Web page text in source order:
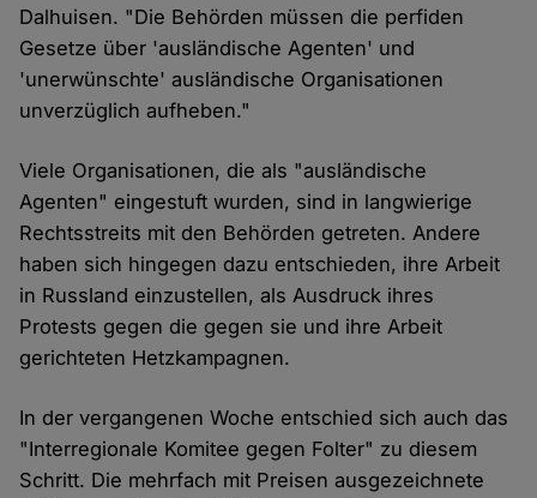
Dalhuisen. "Die Behörden müssen die perfiden
Gesetze über 'ausländische Agenten' und
'unerwünschte' ausländische Organisationen
unverzüglich aufheben."
Viele Organisationen, die als "ausländische
Agenten" eingestuft wurden, sind in langwierige
Rechtsstreits mit den Behörden getreten. Andere
haben sich hingegen dazu entschieden, ihre Arbeit
in Russland einzustellen, als Ausdruck ihres
Protests gegen die gegen sie und ihre Arbeit
gerichteten Hetzkampagnen.
In der vergangenen Woche entschied sich auch das
"Interregionale Komitee gegen Folter" zu diesem
Schritt. Die mehrfach mit Preisen ausgezeichnete